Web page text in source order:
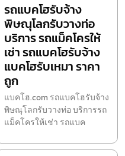
รถแบคโฮรับจ้าง
พิษณุโลกรับวางท่อ
บริการ รถแม็คโครให้
เช่า รถแบคโฮรับจ้าง
แบคโฮรับเหมา ราคา
ถูก
แบคโฮ.com รถแบคโฮรับจ้าง
พิษณุโลกรับวางท่อ บริการรถ
แม็คโครให้เช่า รถแบค